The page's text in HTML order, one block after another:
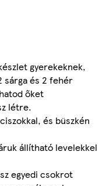
gyerekeknek,
sárga és 2 fehér
őket
létre.
és büszkén
állítható levelekkel
egyedi csokrot